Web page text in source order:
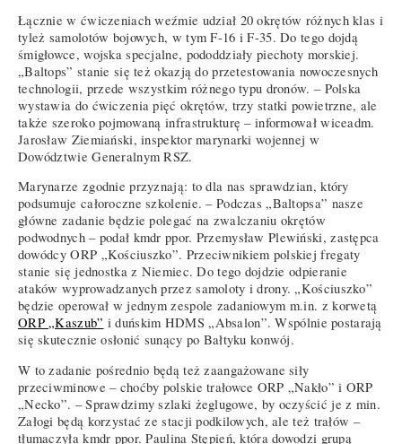
Łącznie w ćwiczeniach weźmie udział 20 okrętów różnych klas i
tyleż samolotów bojowych, w tym F-16 i F-35. Do tego dojdą
śmigłowce, wojska specjalne, pododdziały piechoty morskiej.
„Baltops” stanie się też okazją do przetestowania nowoczesnych
technologii, przede wszystkim różnego typu dronów. – Polska
wystawia do ćwiczenia pięć okrętów, trzy statki powietrzne, ale
także szeroko pojmowaną infrastrukturę – informował wiceadm.
Jarosław Ziemiański, inspektor marynarki wojennej w
Dowództwie Generalnym RSZ.
Marynarze zgodnie przyznają: to dla nas sprawdzian, który
podsumuje całoroczne szkolenie. – Podczas „Baltopsa” nasze
główne zadanie będzie polegać na zwalczaniu okrętów
podwodnych – podał kmdr ppor. Przemysław Plewiński, zastępca
dowódcy ORP „Kościuszko”. Przeciwnikiem polskiej fregaty
stanie się jednostka z Niemiec. Do tego dojdzie odpieranie
ataków wyprowadzanych przez samoloty i drony. „Kościuszko”
będzie operował w jednym zespole zadaniowym m.in. z korwetą
ORP „Kaszub” i duńskim HDMS „Absalon”. Wspólnie postarają
się skutecznie osłonić sunący po Bałtyku konwój.
W to zadanie pośrednio będą też zaangażowane siły
przeciwminowe – choćby polskie trałowce ORP „Nakło” i ORP
„Necko”. – Sprawdzimy szlaki żeglugowe, by oczyścić je z min.
Załogi będą korzystać ze stacji podkilowych, ale też trałów –
tłumaczyła kmdr ppor. Paulina Stępień, która dowodzi grupą